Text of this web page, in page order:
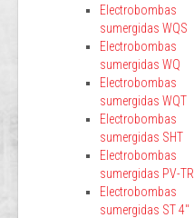
Electrobombas
sumergidas WQS
Electrobombas
sumergidas WQ
Electrobombas
sumergidas WQT
Electrobombas
sumergidas SHT
Electrobombas
sumergidas PV-TR
Electrobombas
sumergidas ST 4"